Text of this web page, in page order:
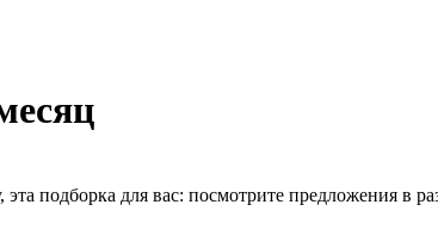
подборка для вас: посмотрите предложения в